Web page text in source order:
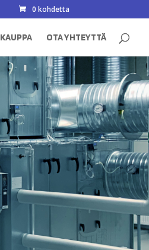
0 kohdetta
KAUPPA OTA YHTEYTTÄ